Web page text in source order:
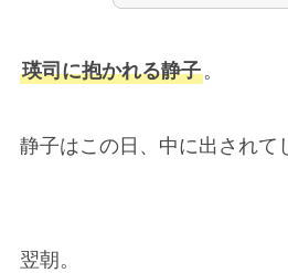
瑛司に抱かれる静子。
静子はこの日、中に出されて
翌朝。